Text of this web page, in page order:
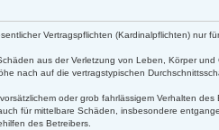
Vertragspflichten (Kardinalpflichten) nur
aus der Verletzung von Leben, Körper
nach auf die vertragstypischen
oder grob fahrlässigem Verhalten
für mittelbare Schäden, insbesondere
des Betreibers.